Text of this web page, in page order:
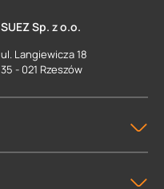
SUEZ Sp. z o.o.
ul. Langiewicza 18
35 - 021 Rzeszów